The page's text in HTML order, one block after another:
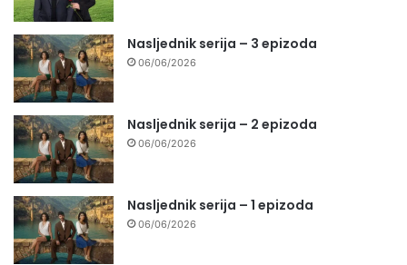
Nasljednik serija – 3 epizoda
06/06/2026
Nasljednik serija – 2 epizoda
06/06/2026
Nasljednik serija – 1 epizoda
06/06/2026